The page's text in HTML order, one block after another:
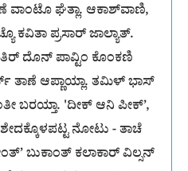
ವಾಂಟೊ ಘೆತ್ಲಾ. ಆಕಾಶ್‌ವಾಣಿ,
ಕವಿತಾ ಪ್ರಸಾರ್ ಜಾಲ್ಯಾತ್.
ದೊನ್ ಪಾವ್ಟಿಂ ಕೊಂಕಣಿ
ತಾಣೆ ಆಪ್ಣಾಯ್ಲಾ. ತಮಿಳ್ ಭಾಸ್
ಬರಯ್ತಾ. 'ದೀಕ್ ಆನಿ ಪೀಕ್’,
ನೋಟು - ತಾಚೆ
ಬುಕಾಂತ್ ಕಲಾಕಾರ್ ವಿಲ್ಸನ್